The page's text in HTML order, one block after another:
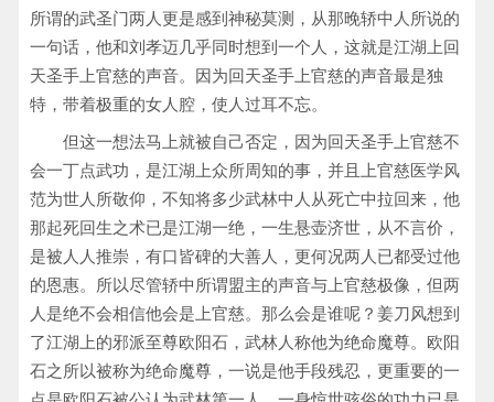
所谓的武圣门两人更是感到神秘莫测，从那晚轿中人所说的
一句话，他和刘孝迈几乎同时想到一个人，这就是江湖上回
天圣手上官慈的声音。因为回天圣手上官慈的声音最是独
特，带着极重的女人腔，使人过耳不忘。
但这一想法马上就被自己否定，因为回天圣手上官慈不
会一丁点武功，是江湖上众所周知的事，并且上官慈医学风
范为世人所敬仰，不知将多少武林中人从死亡中拉回来，他
那起死回生之术已是江湖一绝，一生悬壶济世，从不言价，
是被人人推崇，有口皆碑的大善人，更何况两人已都受过他
的恩惠。所以尽管轿中所谓盟主的声音与上官慈极像，但两
人是绝不会相信他会是上官慈。那么会是谁呢？姜刀风想到
了江湖上的邪派至尊欧阳石，武林人称他为绝命魔尊。欧阳
石之所以被称为绝命魔尊，一说是他手段残忍，更重要的一